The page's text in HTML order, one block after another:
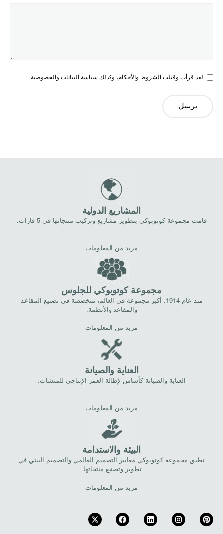
لقد قرأت وقبلت الشروط والأحكام، وكذلك سياسة البيانات والخصوصية.
يرسل
المشاريع الدولية
قامت مجموعة كوتوبوكي بتطوير مشاريع وتركيب منتجاتها في 5 قارات.
مزيد من المعلومات
مجموعة كوتوبوكي للجلوس
منذ عام 1914. أكبر مجموعة في العالم، متخصصة في تصنيع المقاعد
والمقاعد والأنظمة.
مزيد من المعلومات
العناية والصيانة
العناية والصيانة كأساس لإطالة العمر الإنتاجي للمنشآت.
مزيد من المعلومات
البيئة والاستدامة
تطبق مجموعة كوتوبوكي معايير التصميم العالمي والتصميم البيئي في
تطوير وتصنيع منتجاتها.
مزيد من المعلومات